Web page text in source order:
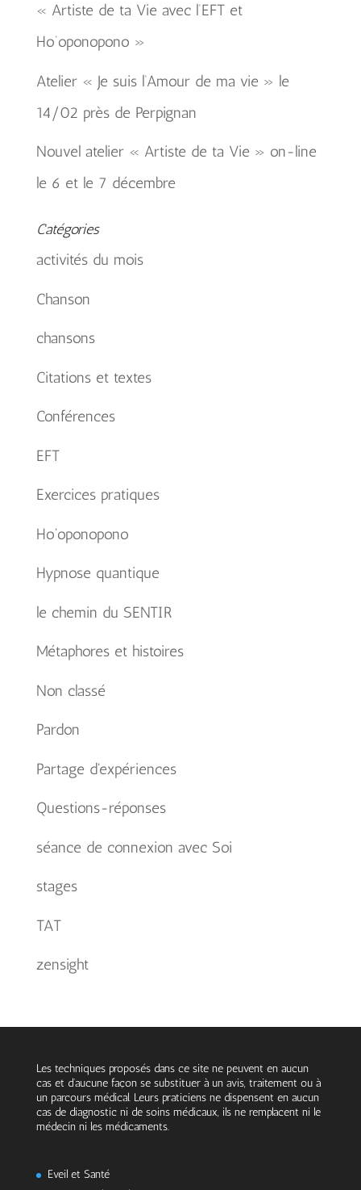
« Artiste de ta Vie avec l’EFT et
Ho’oponopono »
Atelier « Je suis l’Amour de ma vie » le
14/02 près de Perpignan
Nouvel atelier « Artiste de ta Vie » on-line
le 6 et le 7 décembre
Catégories
activités du mois
Chanson
chansons
Citations et textes
Conférences
EFT
Exercices pratiques
Ho'oponopono
Hypnose quantique
le chemin du SENTIR
Métaphores et histoires
Non classé
Pardon
Partage d'expériences
Questions-réponses
séance de connexion avec Soi
stages
TAT
zensight
Les techniques proposés dans ce site ne peuvent en aucun
cas et d’aucune façon se substituer à un avis, traitement ou à
un parcours médical. Leurs praticiens ne dispensent en aucun
cas de diagnostic ni de soins médicaux, ils ne remplacent ni le
médecin ni les médicaments.
Eveil et Santé